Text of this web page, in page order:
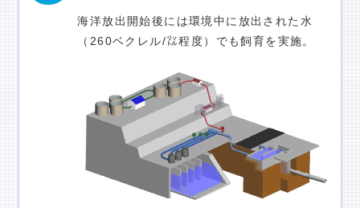
海洋放出開始後には環境中に放出された水
（260ベクレル/㍑程度）でも飼育を実施。